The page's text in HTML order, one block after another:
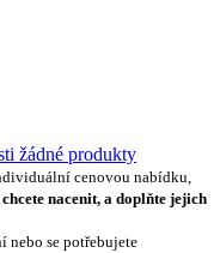
žádné produkty
cenovou nabídku,
nacenit, a doplňte jejich
nebo se potřebujete